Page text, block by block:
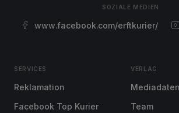
SOZIALE MEDIEN
www.facebook.com/erftkurier/
SERVICES
Reklamation
Facebook Top Kurier
VERLAG
Mediadaten
Team